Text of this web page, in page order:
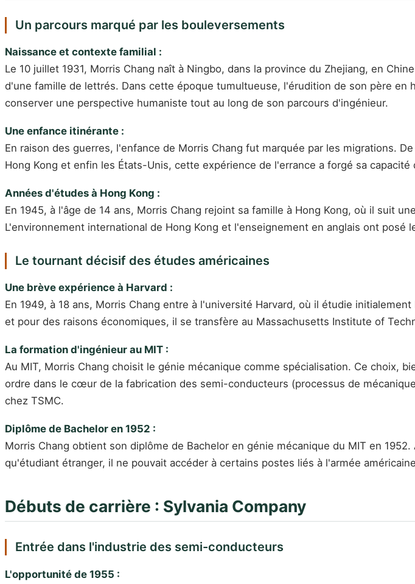
Un parcours marqué par les bouleversements
Naissance et contexte familial :
Le 10 juillet 1931, Morris Chang naît à Ningbo, dans la province du Zhejiang, en
d'une famille de lettrés. Dans cette époque tumultueuse, l'érudition de son père
conserver une perspective humaniste tout au long de son parcours d'ingénieur.
Une enfance itinérante :
En raison des guerres, l'enfance de Morris Chang fut marquée par les migrations.
Hong Kong et enfin les États-Unis, cette expérience de l'errance a forgé sa
Années d'études à Hong Kong :
En 1945, à l'âge de 14 ans, Morris Chang rejoint sa famille à Hong Kong, où il suit
L'environnement international de Hong Kong et l'enseignement en anglais ont
Le tournant décisif des études américaines
Une brève expérience à Harvard :
En 1949, à 18 ans, Morris Chang entre à l'université Harvard, où il étudie
et pour des raisons économiques, il se transfère au Massachusetts Institute of
La formation d'ingénieur au MIT :
Au MIT, Morris Chang choisit le génie mécanique comme spécialisation. Ce
ordre dans le cœur de la fabrication des semi-conducteurs (processus de
chez TSMC.
Diplôme de Bachelor en 1952 :
Morris Chang obtient son diplôme de Bachelor en génie mécanique du MIT en
qu'étudiant étranger, il ne pouvait accéder à certains postes liés à l'armée
Débuts de carrière : Sylvania Company
Entrée dans l'industrie des semi-conducteurs
L'opportunité de 1955 :